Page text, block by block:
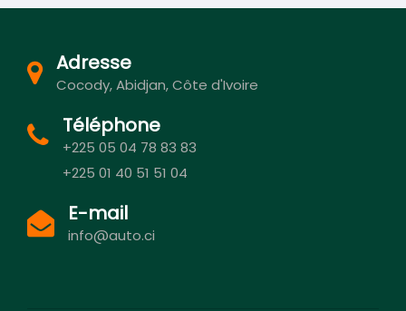
Adresse
Cocody, Abidjan, Côte d'Ivoire
Téléphone
+225 05 04 78 83 83
+225 01 40 51 51 04
E-mail
info@auto.ci